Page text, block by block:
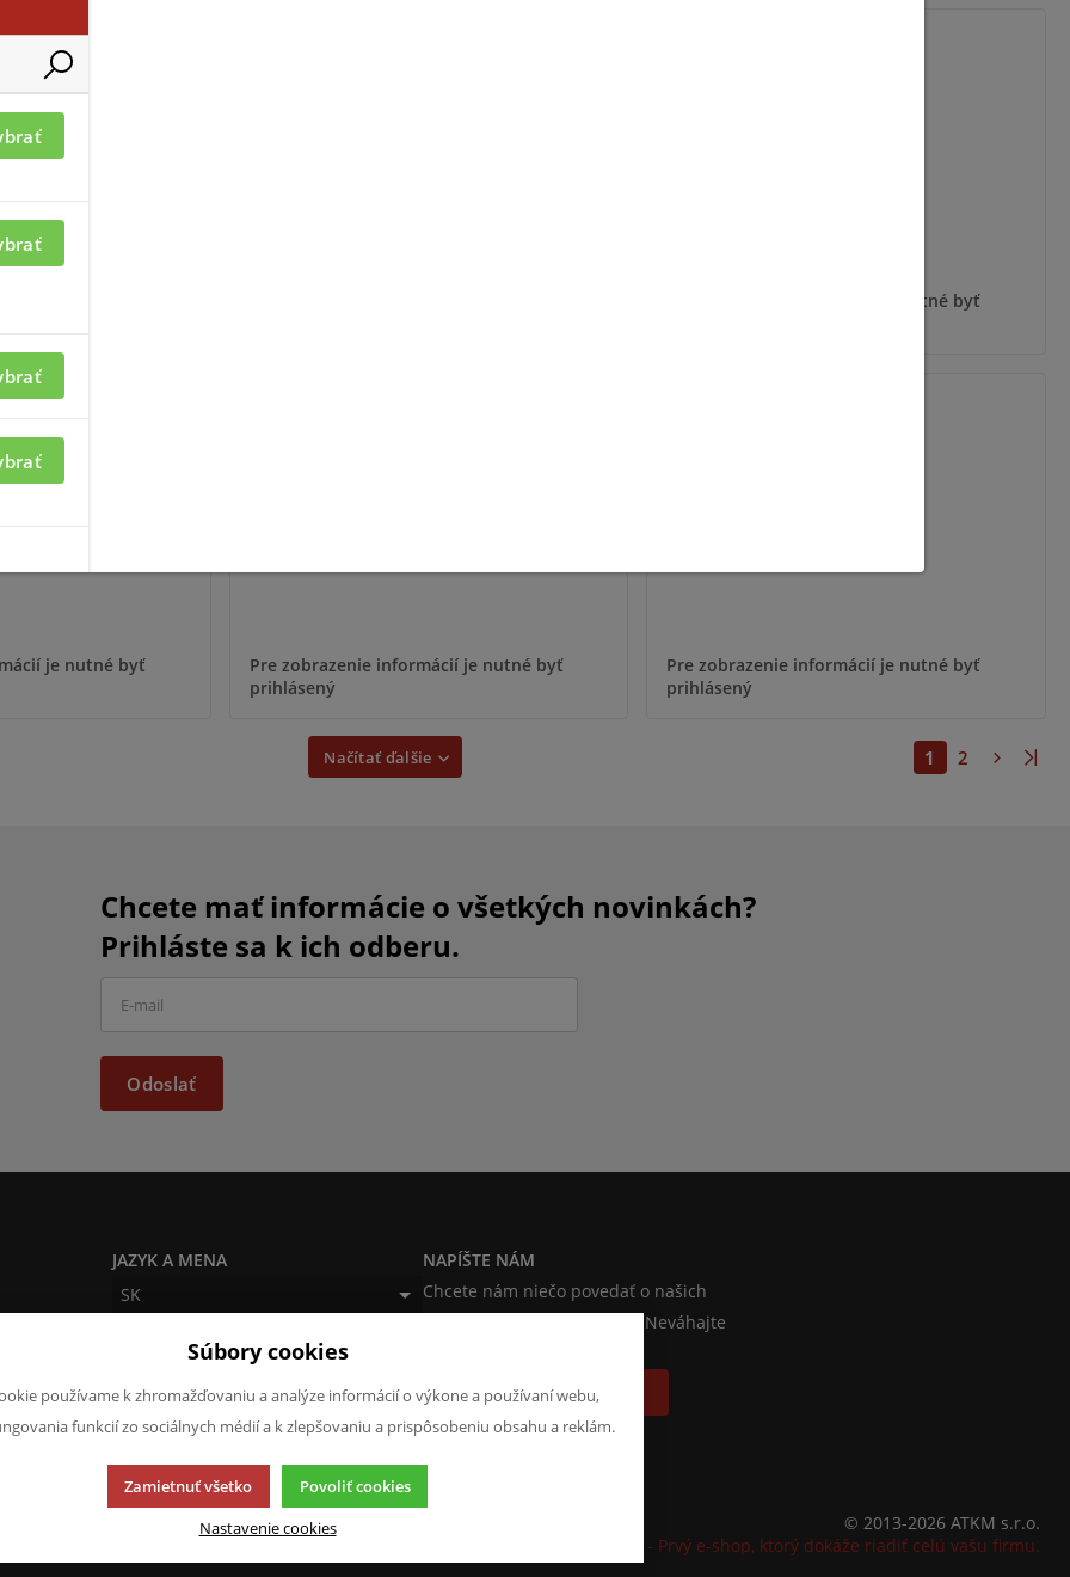
1ET-V3
Pre zobrazenie informácií je nutné byť
12-240
je nutné byť
Pre zobrazenie informácií je nutné byť
prihlásený
Pre zobrazenie informácií je nutné byť
prihlásený
Načítať ďalšie 1 2
Chcete mať informácie o všetkých novinkách?
Prihláste sa k ich odberu.
Odoslať
JAZYK A MENA
SK
NAPÍŠTE NÁM
Chcete nám niečo povedať o našich
produktoch alebo e-shope? Neváhajte
Chcem napísať správu
© 2013-2026 ATKM s.r.o.
K2 e-shop - Prvý e-shop, ktorý dokáže riadiť celú vašu firmu.
Súbory cookies
používame k zhromažďovaniu a analýze informácií o výkone a používaní webu,
funkcií zo sociálnych médií a k zlepšovaniu a prispôsobeniu obsahu a reklám.
Zamietnuť všetko Povoliť cookies
Nastavenie cookies